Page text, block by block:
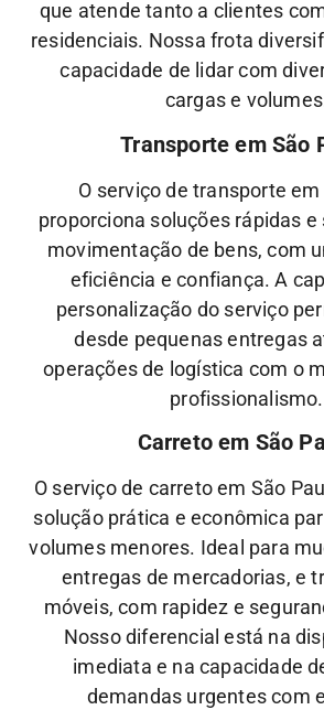
que atende tanto a clientes
residenciais. Nossa frota
capacidade de lidar com
cargas e
Transporte em São
O serviço de transporte em
proporciona soluções rápidas e
movimentação de bens, com
eficiência e confiança. A
personalização do serviço
desde pequenas entregas
operações de logística com o
profissionalismo.
Carreto em São
O serviço de carreto em São
solução prática e econômica
volumes menores. Ideal para
entregas de mercadorias, e
móveis, com rapidez e
Nosso diferencial está na
imediata e na capacidade
demandas urgentes com